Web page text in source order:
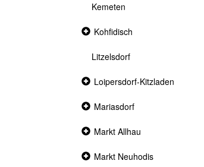
Kemeten
Collapsed
Kohfidisch
Litzelsdorf
Collapsed
section
Loipersdorf-Kitzladen
Collapsed
Mariasdorf
Collapsed
Markt Allhau
Collapsed
Markt Neuhodis